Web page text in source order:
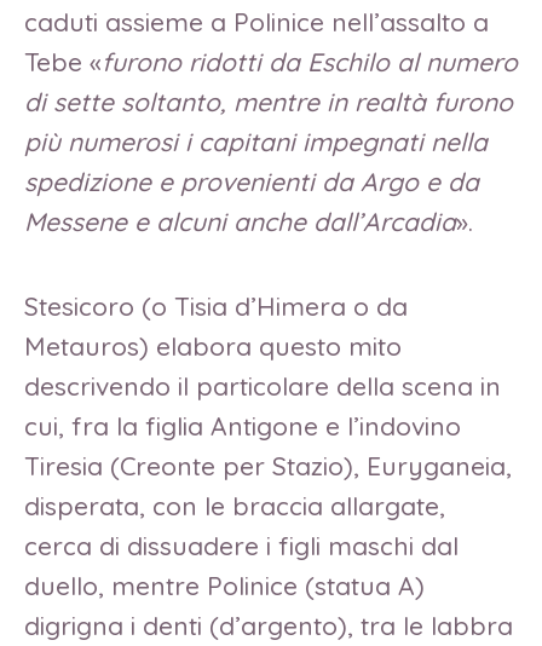
caduti assieme a Polinice nell’assalto a
Tebe «furono ridotti da Eschilo al numero
di sette soltanto, mentre in realtà furono
più numerosi i capitani impegnati nella
spedizione e provenienti da Argo e da
Messene e alcuni anche dall’Arcadia».
Stesicoro (o Tisia d’Himera o da
Metauros) elabora questo mito
descrivendo il particolare della scena in
cui, fra la figlia Antigone e l’indovino
Tiresia (Creonte per Stazio), Euryganeia,
disperata, con le braccia allargate,
cerca di dissuadere i figli maschi dal
duello, mentre Polinice (statua A)
digrigna i denti (d’argento), tra le labbra